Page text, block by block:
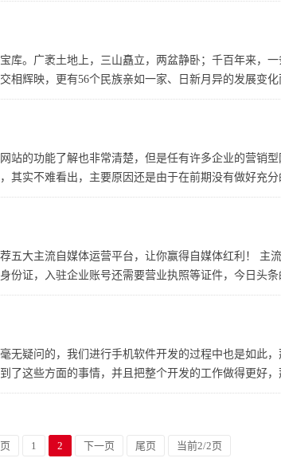
库。广袤土地上，三山矗立，两盆静卧；千百年来，
辉映，更有56个民族亲如一家、日新月异的发展变化
站的功能了解也非常清楚，但是任有许多企业的营销
实不难看出，主要原因还是由于在前期没有做好充分
五大主流自媒体运营平台，让你赢得自媒体红利！ 主
份证，入驻企业账号还需要营业执照等证件，今日头条
无疑问的，我们进行手机软件开发的过程中也是如此
这些方面的事情，并且把整个开发的工作做得更好，
1 2 下一页 尾页 当前2/2页